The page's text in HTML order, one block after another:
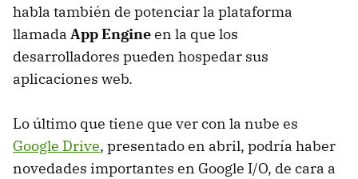
habla también de potenciar la plataforma
llamada App Engineen la que los
desarrolladores pueden hospedar sus
aplicaciones web.
Lo último que tiene que ver con la nube es
Google Drive, presentado en abril, podría haber
novedades importantes en Google I/O, de cara a